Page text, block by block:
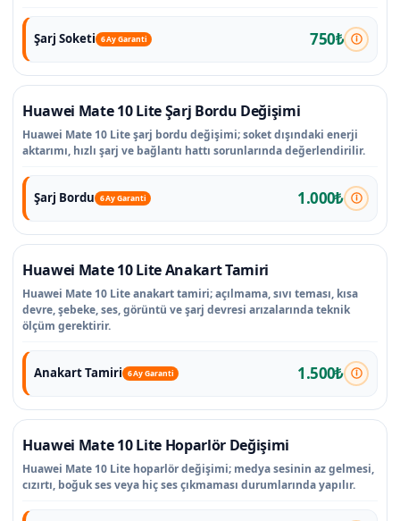
Şarj Soketi 6 Ay Garanti 750₺
Huawei Mate 10 Lite Şarj Bordu Değişimi
Huawei Mate 10 Lite şarj bordu değişimi; soket dışındaki enerji
aktarımı, hızlı şarj ve bağlantı hattı sorunlarında değerlendirilir.
Şarj Bordu 6 Ay Garanti 1.000₺
Huawei Mate 10 Lite Anakart Tamiri
Huawei Mate 10 Lite anakart tamiri; açılmama, sıvı teması, kısa
devre, şebeke, ses, görüntü ve şarj devresi arızalarında teknik
ölçüm gerektirir.
Anakart Tamiri 6 Ay Garanti 1.500₺
Huawei Mate 10 Lite Hoparlör Değişimi
Huawei Mate 10 Lite hoparlör değişimi; medya sesinin az gelmesi,
cızırtı, boğuk ses veya hiç ses çıkmaması durumlarında yapılır.